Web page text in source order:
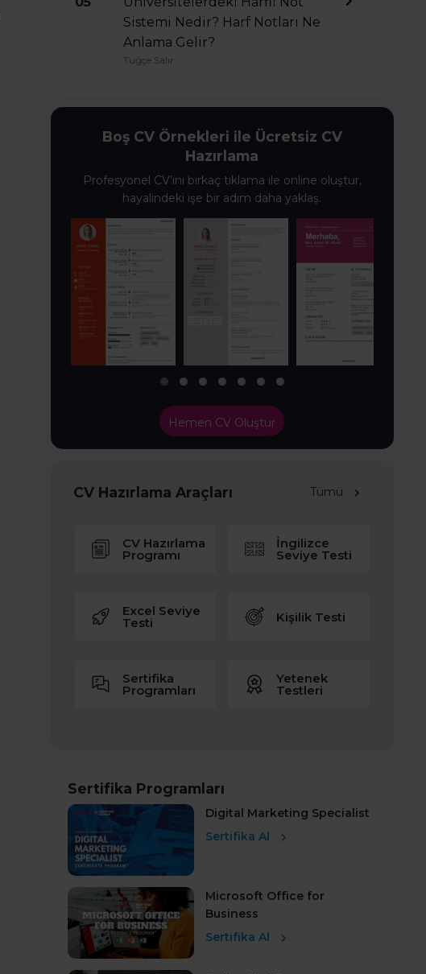
Sistemi Nedir? Harf Notları Ne
Anlama Gelir?
Tuğçe Salır
Boş CV Örnekleri ile Ücretsiz CV
Hazırlama
Profesyonel CV’ini birkaç tıklama ile online oluştur,
hayalindeki işe bir adım daha yaklaş.
Hemen CV Oluştur
CV Hazırlama Araçları Tümü
CV Hazırlama
Programı
İngilizce
Seviye Testi
Excel Seviye
Testi Kişilik Testi
Sertifika
Programları
Yetenek
Testleri
Sertifika Programları
Digital Marketing Specialist
Sertifika Al
Microsoft Office for
Business
Sertifika Al